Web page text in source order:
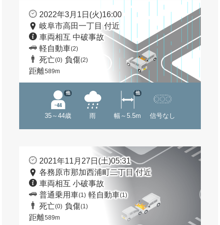
2022年3月1日(火)16:00
岐阜市高田一丁目 付近
車両相互 中破事故
軽自動車(2)
死亡(0) 負傷(2)
距離589m
35～44歳
他
雨 幅～5.5m
他
信号なし
2021年11月27日(土)05:31
各務原市那加西浦町二丁目 付近
車両相互 小破事故
普通乗用車(1) 軽自動車(1)
死亡(0) 負傷(1)
距離589m